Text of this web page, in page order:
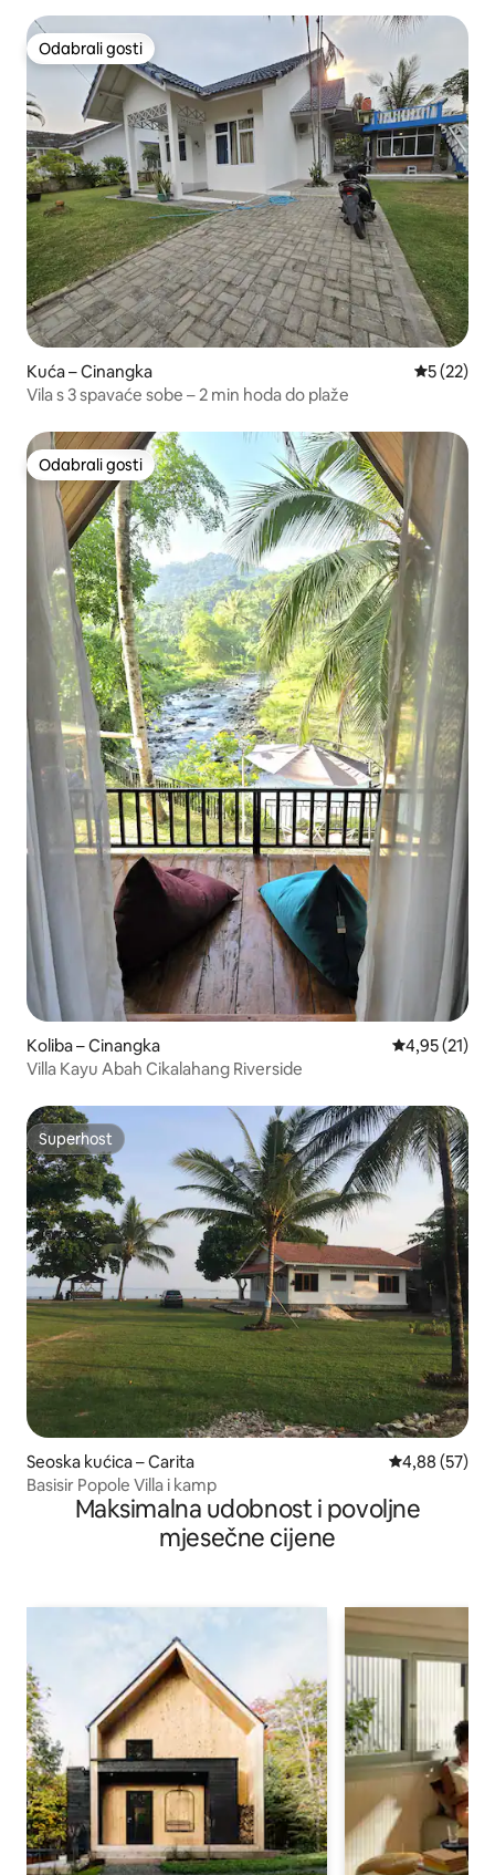
Odabrali gosti
Odabrali gosti
Kuća – Cinangka Prosječna
5 (22)
Vila s 3 spavaće sobe – 2 min hoda do plaže
Odabrali gosti
Odabrali gosti
Koliba – Cinangka Prosječna
4,95 (21)
Villa Kayu Abah Cikalahang Riverside
Superhost
Superhost
Seoska kućica – Carita Prosječna
4,88 (57)
Basisir Popole Villa i kamp
Maksimalna udobnost i povoljne
mjesečne cijene